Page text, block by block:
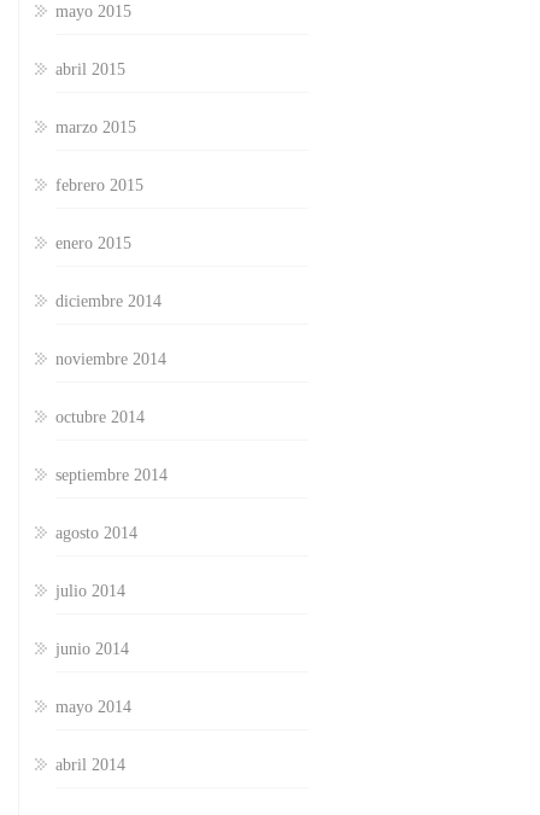
mayo 2015
abril 2015
marzo 2015
febrero 2015
enero 2015
diciembre 2014
noviembre 2014
octubre 2014
septiembre 2014
agosto 2014
julio 2014
junio 2014
mayo 2014
abril 2014